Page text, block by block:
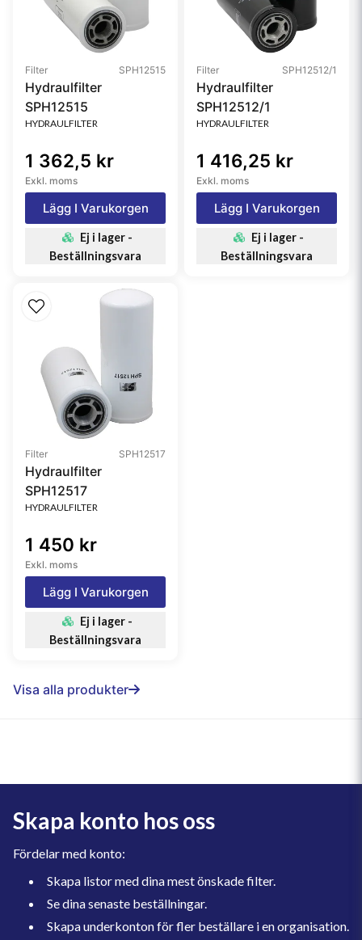
Filter SPH12515
Hydraulfilter
SPH12515
HYDRAULFILTER
1 362,5 kr
Exkl. moms
Lägg I Varukorgen
Ej i lager -
Beställningsvara
Filter SPH12512/1
Hydraulfilter
SPH12512/1
HYDRAULFILTER
1 416,25 kr
Exkl. moms
Lägg I Varukorgen
Ej i lager -
Beställningsvara
Filter SPH12517
Hydraulfilter
SPH12517
HYDRAULFILTER
1 450 kr
Exkl. moms
Lägg I Varukorgen
Ej i lager -
Beställningsvara
Visa alla produkter
Skapa konto hos oss
Fördelar med konto:
Skapa listor med dina mest önskade filter.
Se dina senaste beställningar.
Skapa underkonton för fler beställare i en organisation.